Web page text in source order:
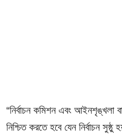
“নির্বাচন কমিশন এবং আইনশৃঙ্খলা
নিশ্চিত করতে হবে যেন নির্বাচন সুষ্ঠু